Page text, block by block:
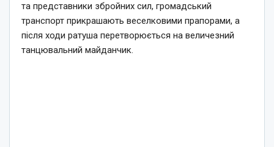
та представники збройних сил, громадський
транспорт прикрашають веселковими прапорами, а
після ходи ратуша перетворюється на величезний
танцювальний майданчик.